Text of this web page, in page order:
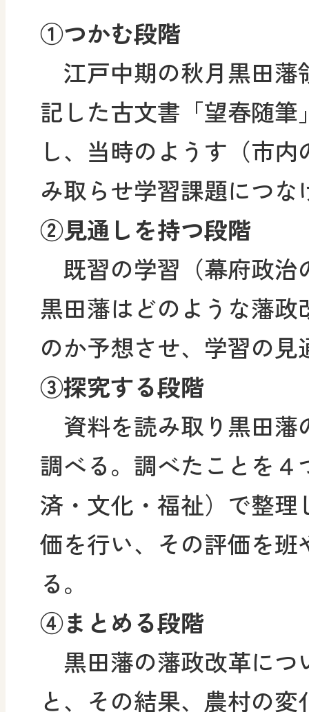
①つかむ段階
江戸中期の秋月黒田藩
記した古文書「望春随
し、当時のようす（市
み取らせ学習課題につな
②見通しを持つ段階
既習の学習（幕府政治
黒田藩はどのような藩
のか予想させ、学習の
③探究する段階
資料を読み取り黒田藩
調べる。調べたことを
済・文化・福祉）で整
価を行い、その評価を班
る。
④まとめる段階
黒田藩の藩政改革につ
と、その結果、農村の